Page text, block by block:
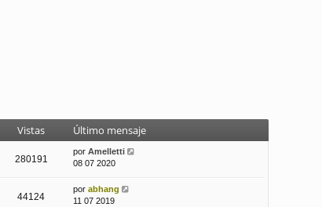
Vistas Último mensaje
280191
por Amelletti
08 07 2020
44124
por abhang
11 07 2019